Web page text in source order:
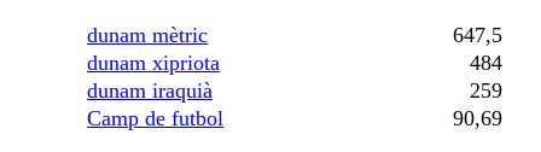
dunam mètric
647,5
dunam xipriota
484
dunam iraquià
259
Camp de futbol
90,69